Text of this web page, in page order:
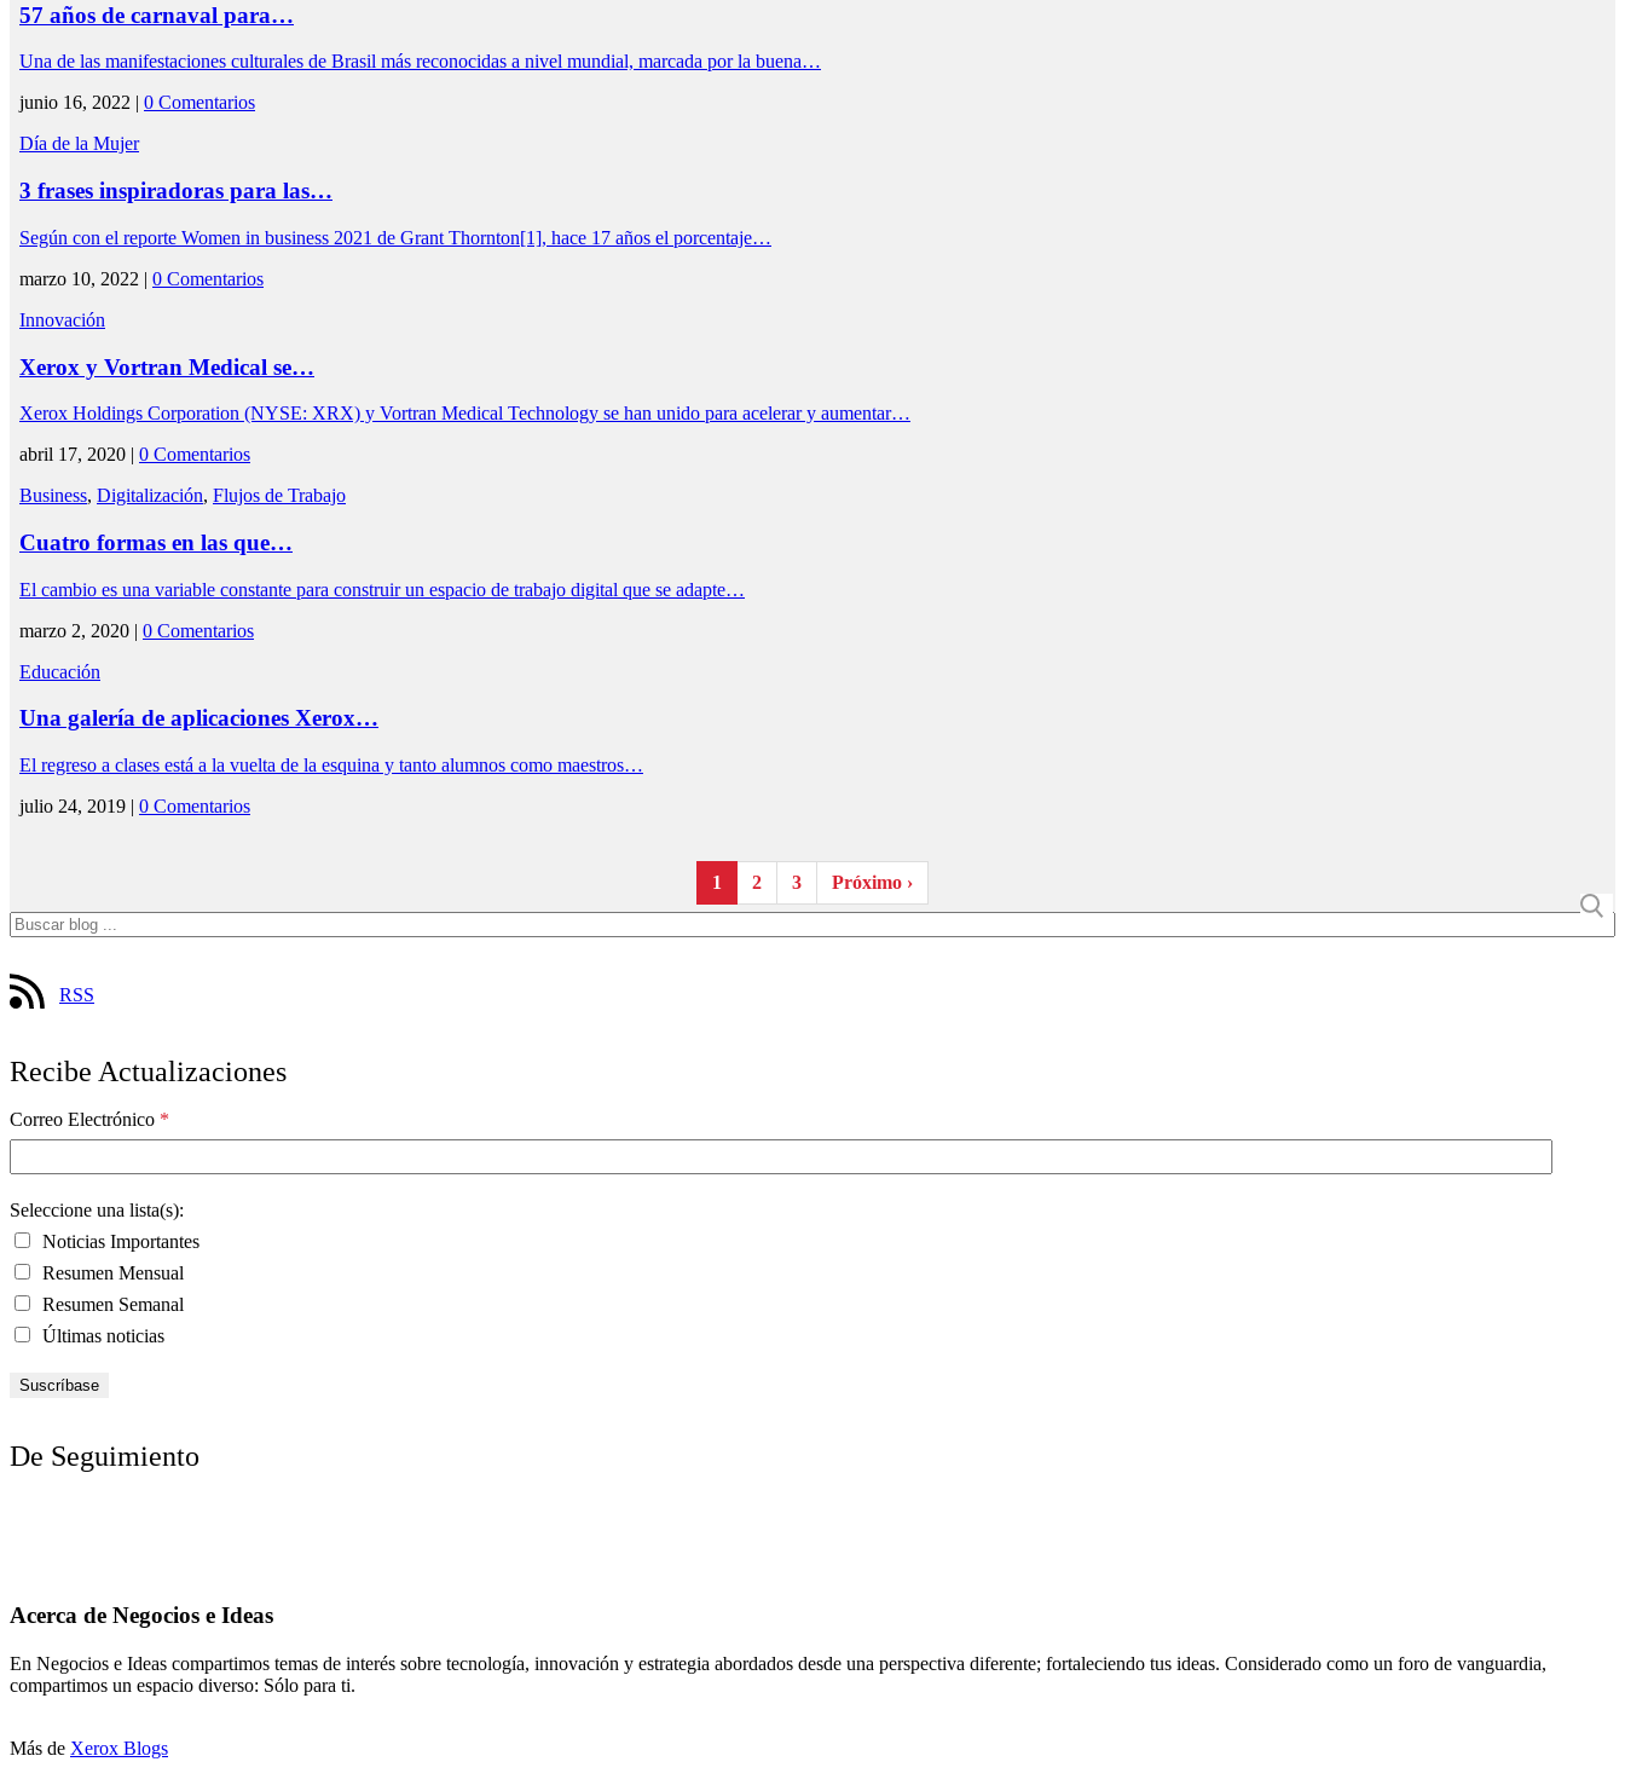
57 años de carnaval para…
Una de las manifestaciones culturales de Brasil más reconocidas a nivel mundial, marcada por la buena…
junio 16, 2022 | 0 Comentarios
Día de la Mujer
3 frases inspiradoras para las…
Según con el reporte Women in business 2021 de Grant Thornton[1], hace 17 años el porcentaje…
marzo 10, 2022 | 0 Comentarios
Innovación
Xerox y Vortran Medical se…
Xerox Holdings Corporation (NYSE: XRX) y Vortran Medical Technology se han unido para acelerar y aumentar…
abril 17, 2020 | 0 Comentarios
Business, Digitalización, Flujos de Trabajo
Cuatro formas en las que…
El cambio es una variable constante para construir un espacio de trabajo digital que se adapte…
marzo 2, 2020 | 0 Comentarios
Educación
Una galería de aplicaciones Xerox…
El regreso a clases está a la vuelta de la esquina y tanto alumnos como maestros…
julio 24, 2019 | 0 Comentarios
1 2 3 Próximo ›
RSS
Recibe Actualizaciones
Correo Electrónico *
Seleccione una lista(s):
Noticias Importantes
Resumen Mensual
Resumen Semanal
Últimas noticias
De Seguimiento
Acerca de Negocios e Ideas
En Negocios e Ideas compartimos temas de interés sobre tecnología, innovación y estrategia abordados desde una perspectiva diferente; fortaleciendo tus ideas. Considerado como un foro de vanguardia,
compartimos un espacio diverso: Sólo para ti.
Más de Xerox Blogs